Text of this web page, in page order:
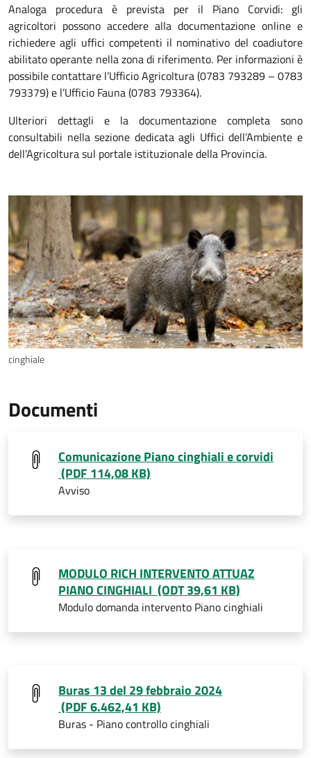
Analoga procedura è prevista per il Piano Corvidi: gli
agricoltori possono accedere alla documentazione online e
richiedere agli uffici competenti il nominativo del coadiutore
abilitato operante nella zona di riferimento. Per informazioni è
possibile contattare l’Ufficio Agricoltura (0783 793289 – 0783
793379) e l’Ufficio Fauna (0783 793364).
Ulteriori dettagli e la documentazione completa sono
consultabili nella sezione dedicata agli Uffici dell’Ambiente e
dell’Agricoltura sul portale istituzionale della Provincia.
cinghiale
Documenti
Comunicazione Piano cinghiali e corvidi
(PDF 114,08 KB)
Avviso
MODULO RICH INTERVENTO ATTUAZ
PIANO CINGHIALI (ODT 39,61 KB)
Modulo domanda intervento Piano cinghiali
Buras 13 del 29 febbraio 2024
(PDF 6.462,41 KB)
Buras - Piano controllo cinghiali